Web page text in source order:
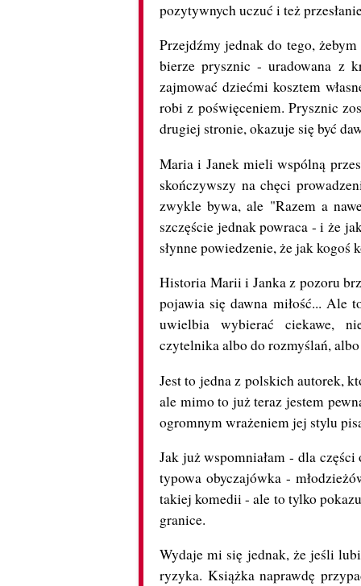
pozytywnych uczuć i też
Przejdźmy jednak do tego,
bierze prysznic - uradowana z
zajmować dziećmi kosztem
robi z poświęceniem. Prysznic
drugiej stronie, okazuje się być
Maria i Janek mieli wspólną
skończywszy na chęci
zwykle bywa, ale "Razem a
szczęście jednak powraca - i że
słynne powiedzenie, że jak kogoś
Historia Marii i Janka z pozoru
pojawia się dawna miłość... Ale
uwielbia wybierać ciekawe,
czytelnika albo do rozmyślań,
Jest to jedna z polskich autorek,
ale mimo to już teraz jestem
ogromnym wrażeniem jej stylu
Jak już wspomniałam - dla
typowa obyczajówka -
takiej komedii - ale to tylko
granice.
Wydaje mi się jednak, że jeśli
ryzyka. Książka naprawdę